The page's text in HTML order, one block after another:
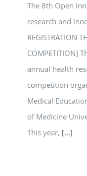
The 8th Open
research and
REGISTRATION
COMPETITION]
annual health
competition
Medical
of Medicine
This year, [...]